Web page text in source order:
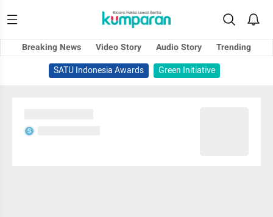
Breaking News Video Story Audio Story
Trending
SATU Indonesia Awards
Green Initiative
S